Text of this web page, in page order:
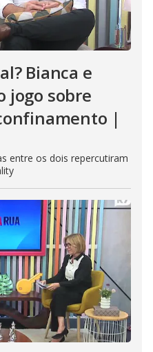
Bianca e
jogo sobre
|
entre os dois repercutiram